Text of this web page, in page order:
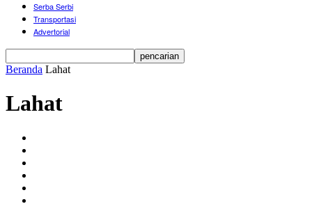
Serba Serbi
Transportasi
Advertorial
Beranda Lahat
Lahat